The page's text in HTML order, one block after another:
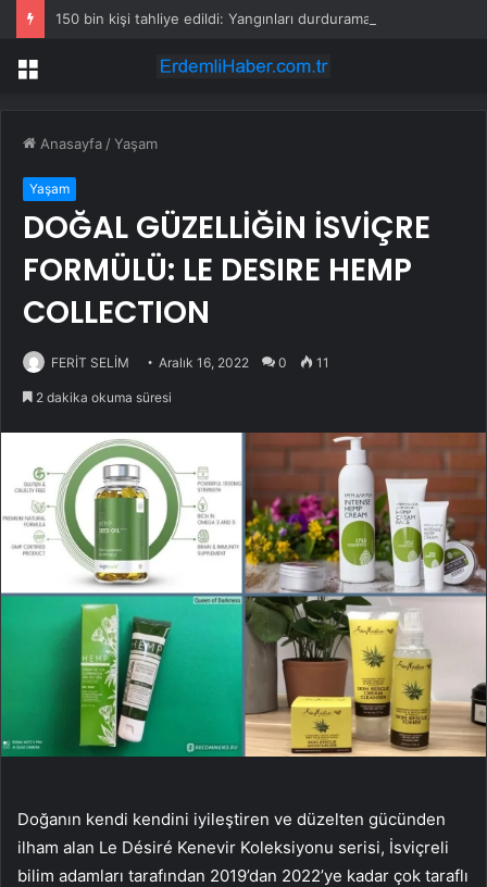
Menü
Anasayfa /Yaşam
Yaşam
DOĞAL GÜZELLİĞİN İSVİÇRE
FORMÜLÜ: LE DESIRE HEMP
COLLECTION
FERİT SELİM Aralık 16, 2022 0 11
2 dakika okuma süresi
Doğanın kendi kendini iyileştiren ve düzelten gücünden
ilham alan Le Désiré Kenevir Koleksiyonu serisi, İsviçreli
bilim adamları tarafından 2019’dan 2022’ye kadar çok taraflı